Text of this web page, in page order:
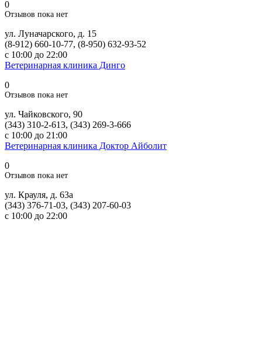
0
Отзывов пока нет
ул. Луначарского, д. 15
(8-912) 660-10-77, (8-950) 632-93-52
с 10:00 до 22:00
Ветеринарная клиника Динго
0
Отзывов пока нет
ул. Чайковского, 90
(343) 310-2-613, (343) 269-3-666
с 10:00 до 21:00
Ветеринарная клиника Доктор Айболит
0
Отзывов пока нет
ул. Крауля, д. 63а
(343) 376-71-03, (343) 207-60-03
с 10:00 до 22:00